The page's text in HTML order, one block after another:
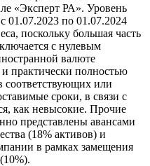
«Эксперт РА». Уровень
01.07.2023 по 01.07.2024
поскольку большая часть
с нулевым
валюте
практически полностью
соответствующих или
сроки, в связи с
как невысокие. Прочие
представлены авансами
(18% активов) и
в рамках замещения